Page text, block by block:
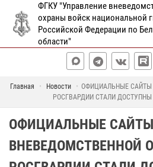
ФГКУ "Управление
охраны войск национальной
Российской Федерации по
области"
Главная Новости
ОФИЦИАЛЬНЫЕ САЙТЫ
РОСГВАРДИИ СТАЛИ ДОСТУПНЫ
ОФИЦИАЛЬНЫЕ САЙТЫ
ВНЕВЕДОМСТВЕННОЙ